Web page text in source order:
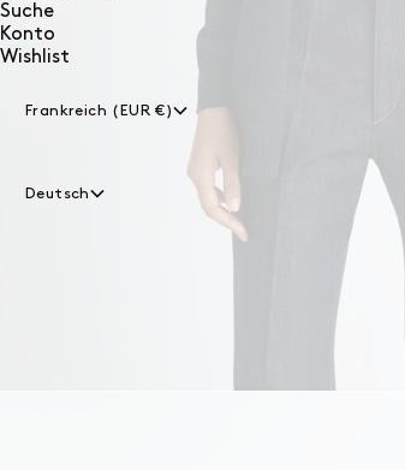
Suche
Konto
Wishlist
Frankreich (EUR €)
Deutsch